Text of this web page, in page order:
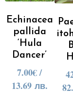
Echinacea
pallida
‘Hula
Dancer’
7.00€/
13.69 лв.